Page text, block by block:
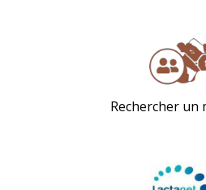
Rechercher un